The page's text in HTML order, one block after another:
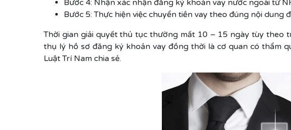
Bước 4: Nhận xác nhận đăng ký khoản vay nước ngoài từ
Bước 5: Thực hiện việc chuyển tiền vay theo đúng nội dung
Thời gian giải quyết thủ tục thường mất 10 – 15 ngày tùy
thụ lý hồ sơ đăng ký khoản vay đồng thời là cơ quan có thẩm
Luật Trí Nam chia sẻ.